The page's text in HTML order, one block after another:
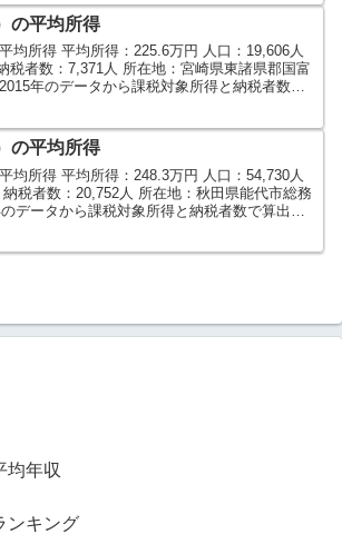
の平均所得
均所得 平均所得：225.6万円 人口：19,606人
税者数：7,371人 所在地：宮崎県東諸県郡国富
年のデータから課税対象所得と納税者数で
の平均所得
均所得 平均所得：248.3万円 人口：54,730人
税者数：20,752人 所在地：秋田県能代市総務
データから課税対象所得と納税者数で算出し
均年収
ンキング